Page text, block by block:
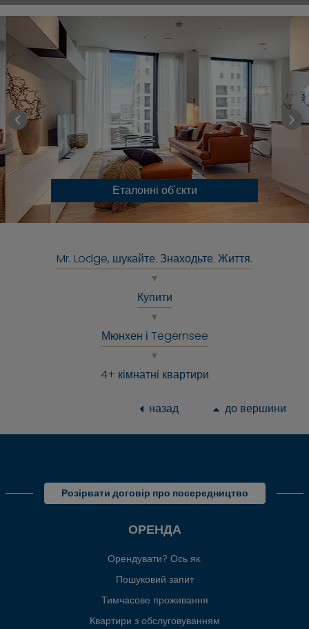
Еталонні об'єкти
Mr. Lodge, шукайте. Знаходьте. Життя.
Купити
Мюнхен і Tegernsee
4+ кімнатні квартири
назад до вершини
Розірвати договір про посередництво
ОРЕНДА
Орендувати? Ось як.
Пошуковий запит
Тимчасове проживання
Квартири з обслуговуванням